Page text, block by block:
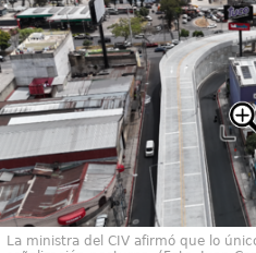
La ministra del CIV afirmó que lo